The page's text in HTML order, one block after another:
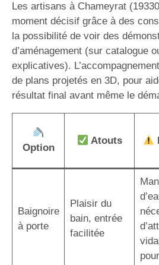
Les artisans à Chameyrat
moment décisif grâce à des
la possibilité de voir des
d’aménagement (sur catalogue
explicatives).
de plans projetés en 3D, pour
résultat final avant même le
Option
Atouts
Baignoire
à porte
Plaisir du
bain, entrée
facilitée